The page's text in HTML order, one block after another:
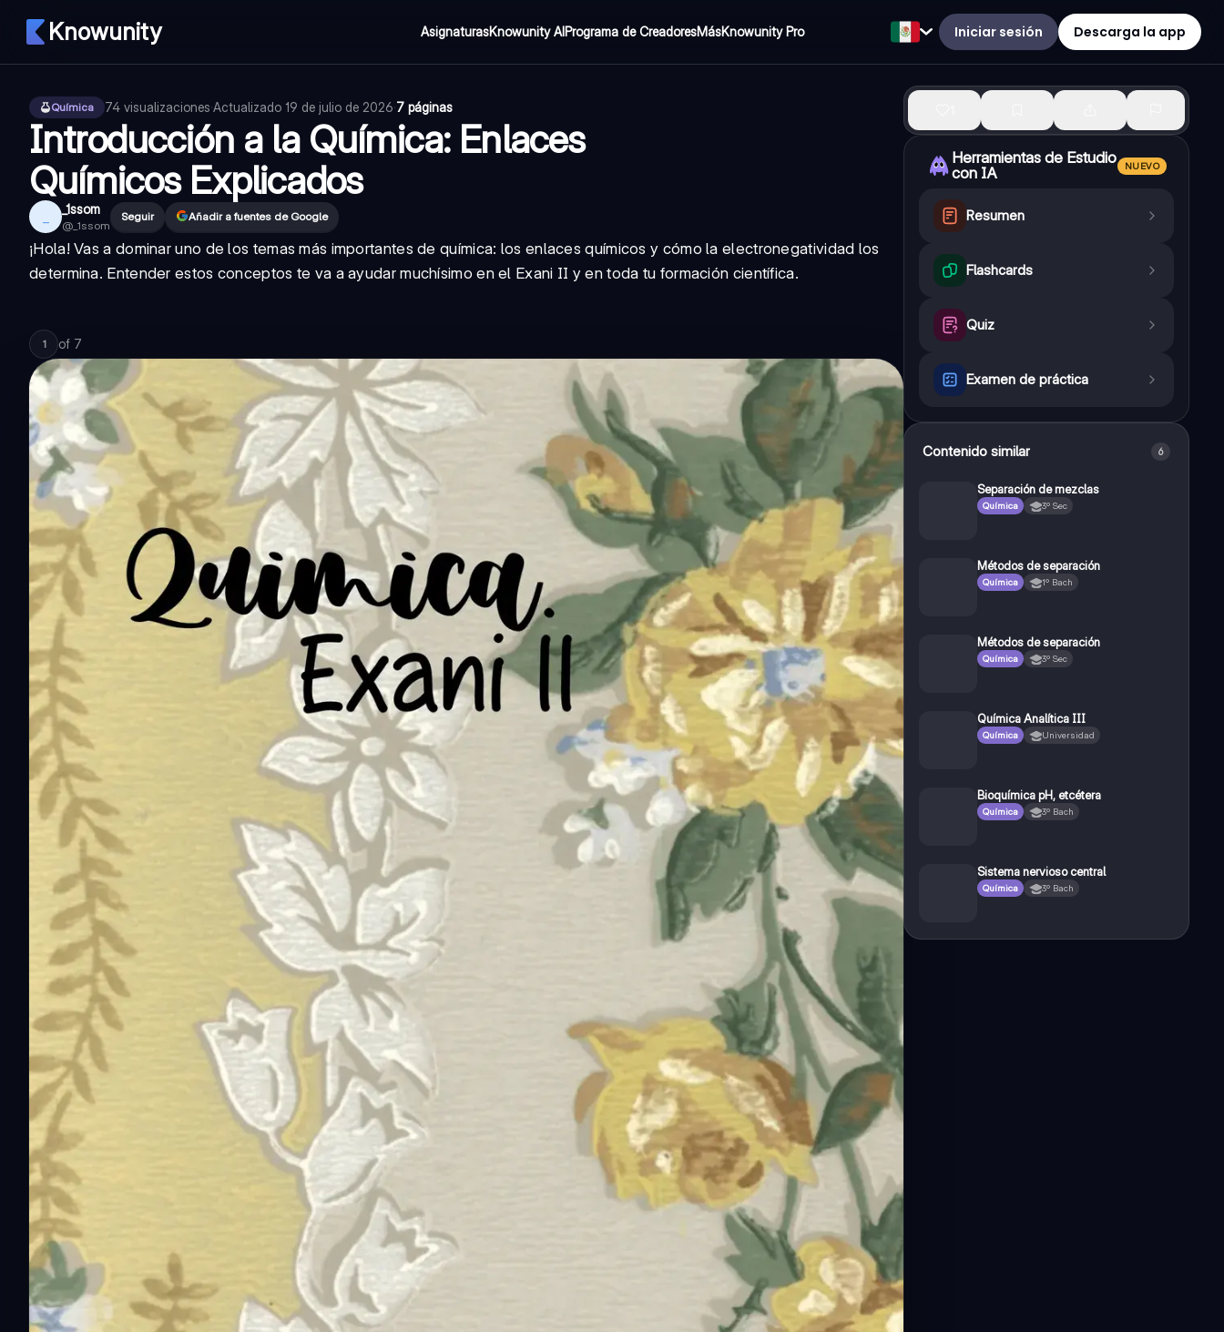
Knowunity AsignaturasKnowunity AIPrograma de CreadoresMásKnowunity Pro Iniciar sesión Descarga la app
Química 74 visualizaciones·Actualizado 19 de julio de 2026·7 páginas
Introducción a la Química: Enlaces
Químicos Explicados
_1ssom
@ _1ssom
Seguir Añadir a fuentes de Google
¡Hola! Vas a dominar uno de los temas más importantes de química: los enlaces químicos y cómo la electronegatividad los
determina. Entender estos conceptos te va a ayudar muchísimo en el Exani II y en toda tu formación científica.
1 of 7
Herramientas de Estudio
con IA
NUEVO
Resumen
Flashcards
Quiz
Examen de práctica
Contenido similar 6
Separación de mezclas
Química 3º Sec
Métodos de separación
Química 1º Bach
Métodos de separación
Química 3º Sec
Química Analítica III
Química Universidad
Bioquímica pH, etcétera
Química 3º Bach
Sistema nervioso central
Química 3º Bach